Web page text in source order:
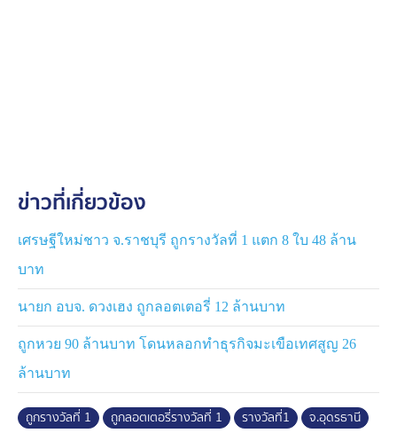
ต่อไป และขอให้ถูกอีกหลายๆ ล้านขึ้นไปอีก จะอยู่เฝ้าเรือน
ข่าวที่เกี่ยวข้อง
เศรษฐีใหม่ชาว จ.ราชบุรี ถูกรางวัลที่ 1 แตก 8 ใบ 48 ล้าน
บาท
นายก อบจ. ดวงเฮง ถูกลอตเตอรี่ 12 ล้านบาท
ถูกหวย 90 ล้านบาท โดนหลอกทำธุรกิจมะเขือเทศสูญ 26
ล้านบาท
ถูกรางวัลที่ 1 ถูกลอตเตอรี่รางวัลที่ 1 รางวัลที่1 จ.อุดรธานี